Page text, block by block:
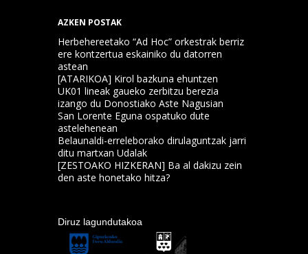
AZKEN POSTAK
Herbehereetako “Ad Hoc” orkestrak berriz
ere kontzertua eskainiko du datorren
astean
[ATARIKOA] Kirol bazkuna ehuntzen
UK01 lineak gaueko zerbitzu berezia
izango du Donostiako Aste Nagusian
San Lorente Eguna ospatuko dute
astelehenean
Belaunaldi-erreleborako dirulaguntzak jarri
ditu martxan Udalak
[ZESTOAKO HIZKERAN] Ba al dakizu zein
den aste honetako hitza?
Diruz lagundutakoa